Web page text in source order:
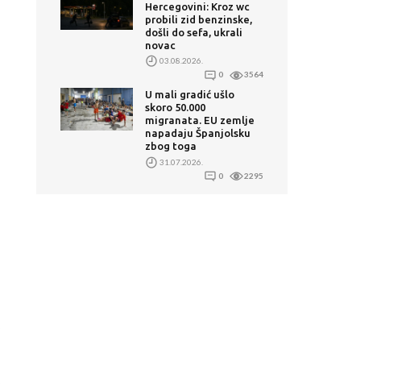
Hercegovini: Kroz wc
probili zid benzinske,
došli do sefa, ukrali
novac
03.08.2026.
0
3564
U mali gradić ušlo
skoro 50.000
migranata. EU zemlje
napadaju Španjolsku
zbog toga
31.07.2026.
0
2295